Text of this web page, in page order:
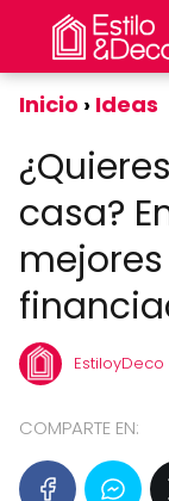
Inicio Ideas
casa?
EstiloyDeco
COMPARTE EN: